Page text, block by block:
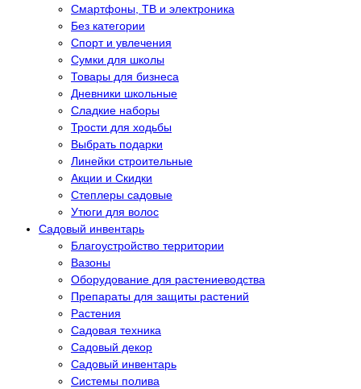
Смартфоны, ТВ и электроника
Без категории
Спорт и увлечения
Сумки для школы
Товары для бизнеса
Дневники школьные
Сладкие наборы
Трости для ходьбы
Выбрать подарки
Линейки строительные
Акции и Скидки
Степлеры садовые
Утюги для волос
Садовый инвентарь
Благоустройство территории
Вазоны
Оборудование для растениеводства
Препараты для защиты растений
Растения
Садовая техника
Садовый декор
Садовый инвентарь
Системы полива